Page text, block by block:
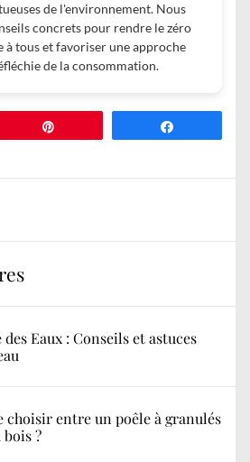
de l'environnement. Nous
concrets pour rendre le zéro
à tous et favoriser une approche
de la consommation.
Eaux : Conseils et astuces
choisir entre un poêle à granulés
bois ?